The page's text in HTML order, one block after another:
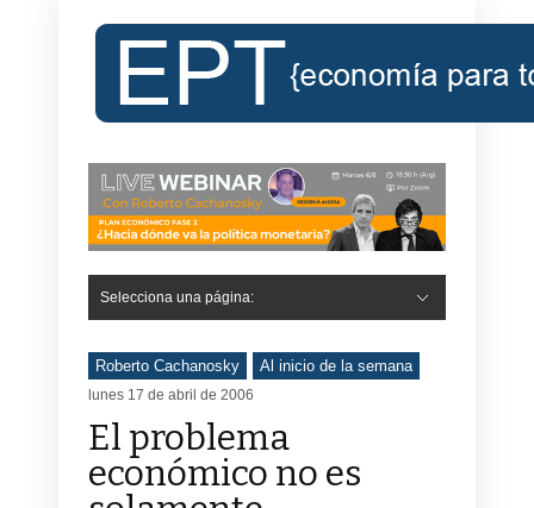
Selecciona una página:
Roberto Cachanosky Al inicio de la semana
lunes 17 de abril de 2006
El problema
económico no es